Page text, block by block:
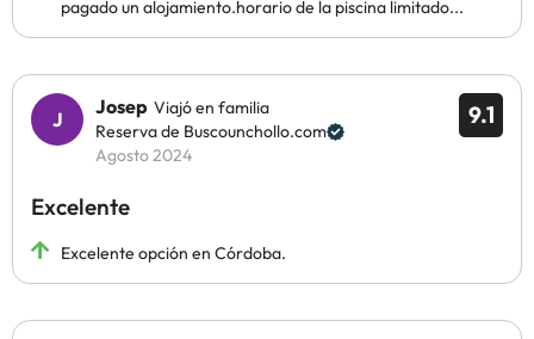
pagado un alojamiento.horario de la piscina limitado...
9.1
Josep Viajó en familia
Reserva de Buscounchollo.com
Agosto 2024
Excelente
Excelente opción en Córdoba.